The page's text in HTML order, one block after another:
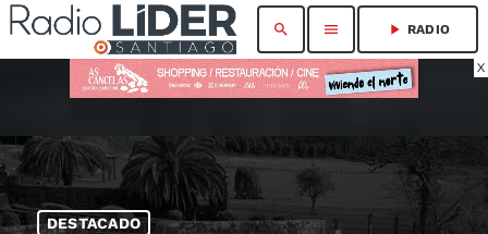
X
search menu play_arrow RADIO
DESTACADO